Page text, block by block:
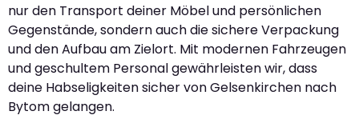
nur den Transport deiner Möbel und persönlichen
Gegenstände, sondern auch die sichere Verpackung
und den Aufbau am Zielort. Mit modernen Fahrzeugen
und geschultem Personal gewährleisten wir, dass
deine Habseligkeiten sicher von Gelsenkirchen nach
Bytom gelangen.